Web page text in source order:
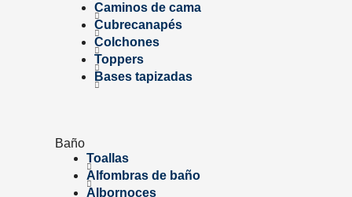
Caminos de cama
Cubrecanapés
Colchones
Toppers
Bases tapizadas
Baño
Toallas
Alfombras de baño
Albornoces